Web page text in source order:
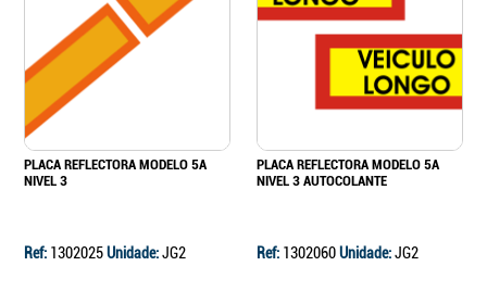
PLACA REFLECTORA MODELO 5A
NIVEL 3
Ref: 1302025Unidade:JG2
PLACA REFLECTORA MODELO 5A
NIVEL 3 AUTOCOLANTE
Ref: 1302060Unidade:JG2